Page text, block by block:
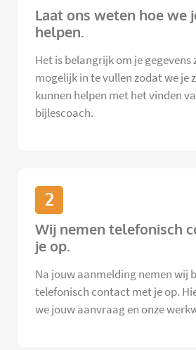
Laat ons weten hoe we
helpen.
Het is belangrijk om je gegevens
mogelijk in te vullen zodat we je
kunnen helpen met het vinden
bijlescoach.
2
Wij nemen telefonisch
je op.
Na jouw aanmelding nemen wij
telefonisch contact met je op.
we jouw aanvraag en onze